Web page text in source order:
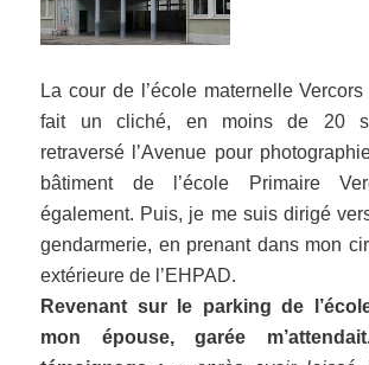
La cour de l’école maternelle Vercors
fait un cliché, en moins de 20
retraversé l’Avenue pour
bâtiment de l’école Primaire
également. Puis, je me suis dirigé
gendarmerie, en prenant dans mon
extérieure de l’EHPAD.
Revenant sur le parking de
mon épouse, garée